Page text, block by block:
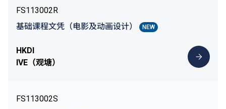
FS113002R
基础课程文凭（电影及动画设计）
NEW
HKDI
IVE（观塘）
FS113002S